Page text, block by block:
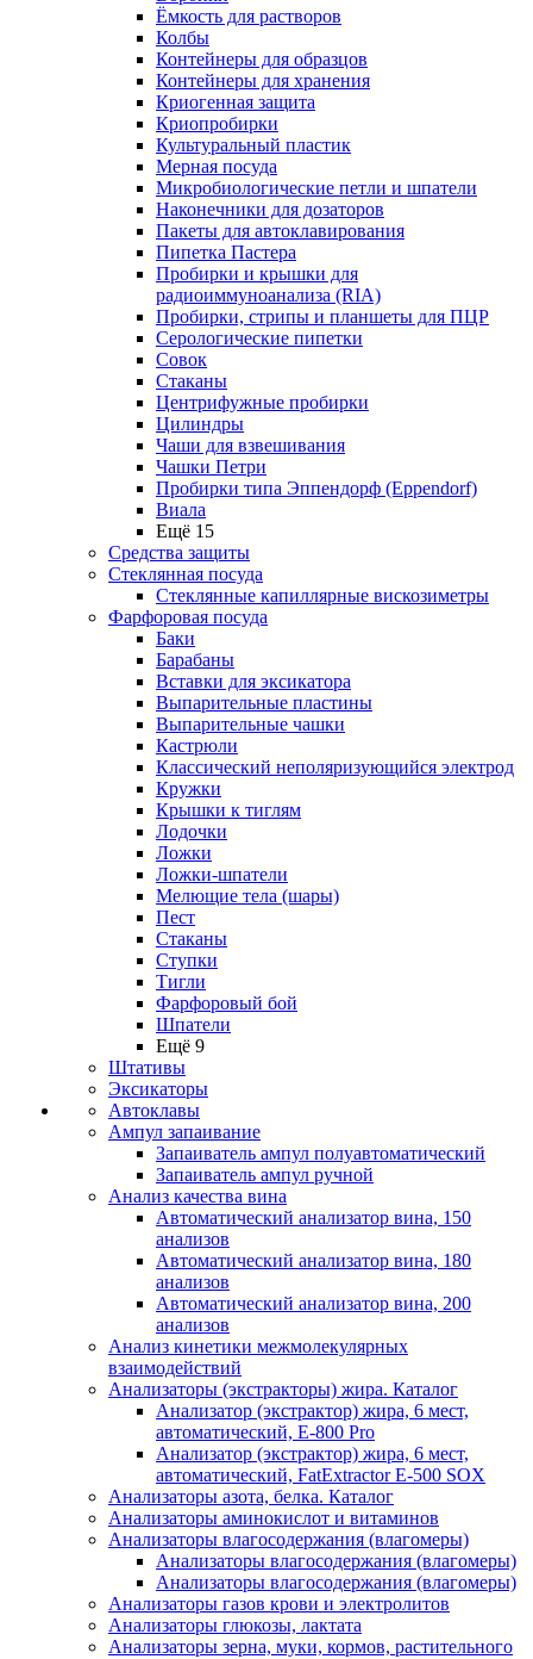
Ёмкость для растворов
Колбы
Контейнеры для образцов
Контейнеры для хранения
Криогенная защита
Криопробирки
Культуральный пластик
Мерная посуда
Микробиологические петли и шпатели
Наконечники для дозаторов
Пакеты для автоклавирования
Пипетка Пастера
Пробирки и крышки для
радиоиммуноанализа (RIA)
Пробирки, стрипы и планшеты для ПЦР
Серологические пипетки
Совок
Стаканы
Центрифужные пробирки
Цилиндры
Чаши для взвешивания
Чашки Петри
Пробирки типа Эппендорф (Eppendorf)
Виала
Ещё 15
Средства защиты
Стеклянная посуда
Стеклянные капиллярные вискозиметры
Фарфоровая посуда
Баки
Барабаны
Вставки для эксикатора
Выпарительные пластины
Выпарительные чашки
Кастрюли
Классический неполяризующийся электрод
Кружки
Крышки к тиглям
Лодочки
Ложки
Ложки-шпатели
Мелющие тела (шары)
Пест
Стаканы
Ступки
Тигли
Фарфоровый бой
Шпатели
Ещё 9
Штативы
Эксикаторы
Автоклавы
Ампул запаивание
Запаиватель ампул полуавтоматический
Запаиватель ампул ручной
Анализ качества вина
Автоматический анализатор вина, 150
анализов
Автоматический анализатор вина, 180
анализов
Автоматический анализатор вина, 200
анализов
Анализ кинетики межмолекулярных
взаимодействий
Анализаторы (экстракторы) жира. Каталог
Анализатор (экстрактор) жира, 6 мест,
автоматический, E-800 Pro
Анализатор (экстрактор) жира, 6 мест,
автоматический, FatExtractor E-500 SOX
Анализаторы азота, белка. Каталог
Анализаторы аминокислот и витаминов
Анализаторы влагосодержания (влагомеры)
Анализаторы влагосодержания (влагомеры)
Анализаторы влагосодержания (влагомеры)
Анализаторы газов крови и электролитов
Анализаторы глюкозы, лактата
Анализаторы зерна, муки, кормов, растительного